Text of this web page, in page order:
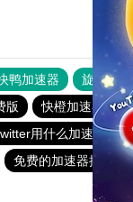
鸭加速器 旋风加
版 快橙加速器官网
用什么加速器
免费的加速器推荐